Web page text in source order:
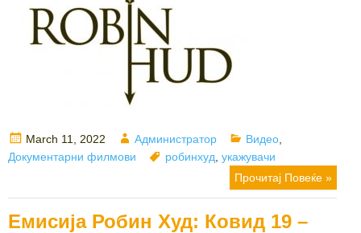
Posted
on
March 11, 2022 Author
Администратор Categories
Видео
Документарни филмови
Tags
робинхуд укажувачи
Прочитај Повеќе »
Емисија Робин Худ: Ковид 19 –